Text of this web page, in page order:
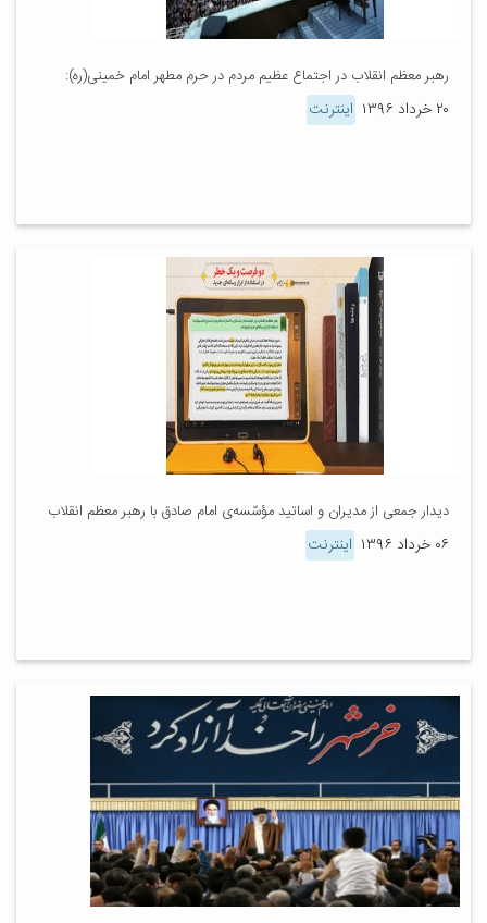
رهبر معظم انقلاب در اجتماع عظیم مردم در حرم مطهر امام خمینی(ره):
۲۰ خرداد ۱۳۹۶ اینترنت
دیدار جمعی از مدیران و اساتید مؤسّسه‌ی امام صادق با رهبر معظم انقلاب
۰۶ خرداد ۱۳۹۶ اینترنت